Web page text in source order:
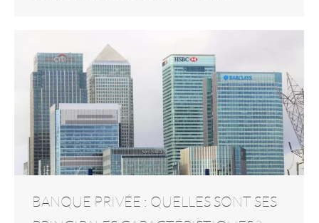
BANQUE PRIVÉE : QUELLES SONT SES